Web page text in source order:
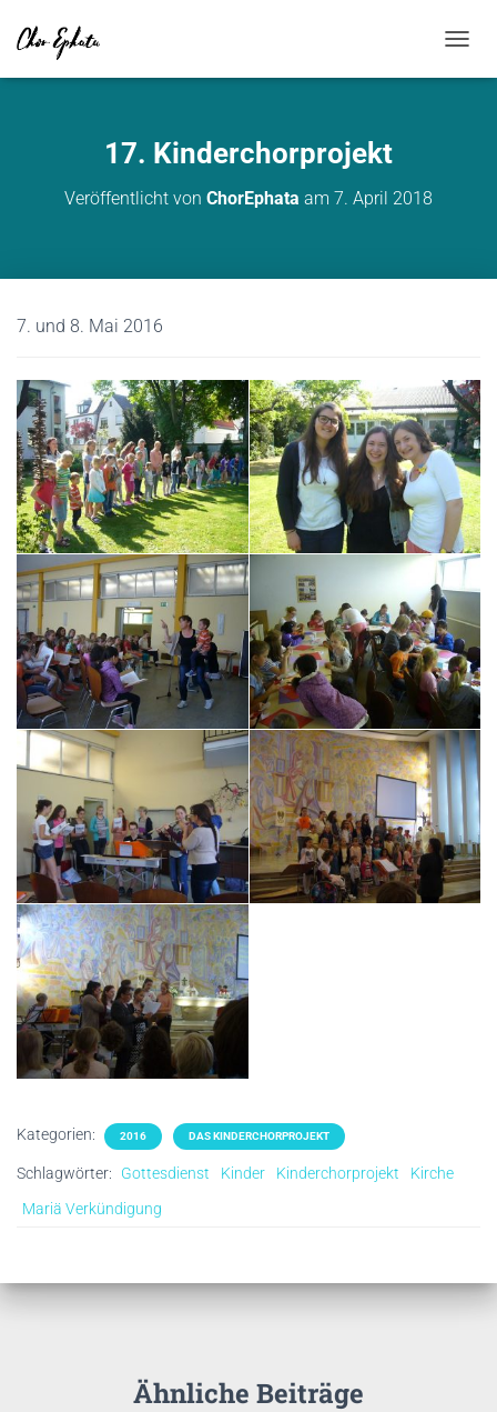
17. Kinderchorprojekt
Veröffentlicht von ChorEphata am 7. April 2018
7. und 8. Mai 2016
Kategorien: 2016 DAS KINDERCHORPROJEKT
Schlagwörter: Gottesdienst Kinder Kinderchorprojekt
Kirche
Mariä Verkündigung
Ähnliche Beiträge